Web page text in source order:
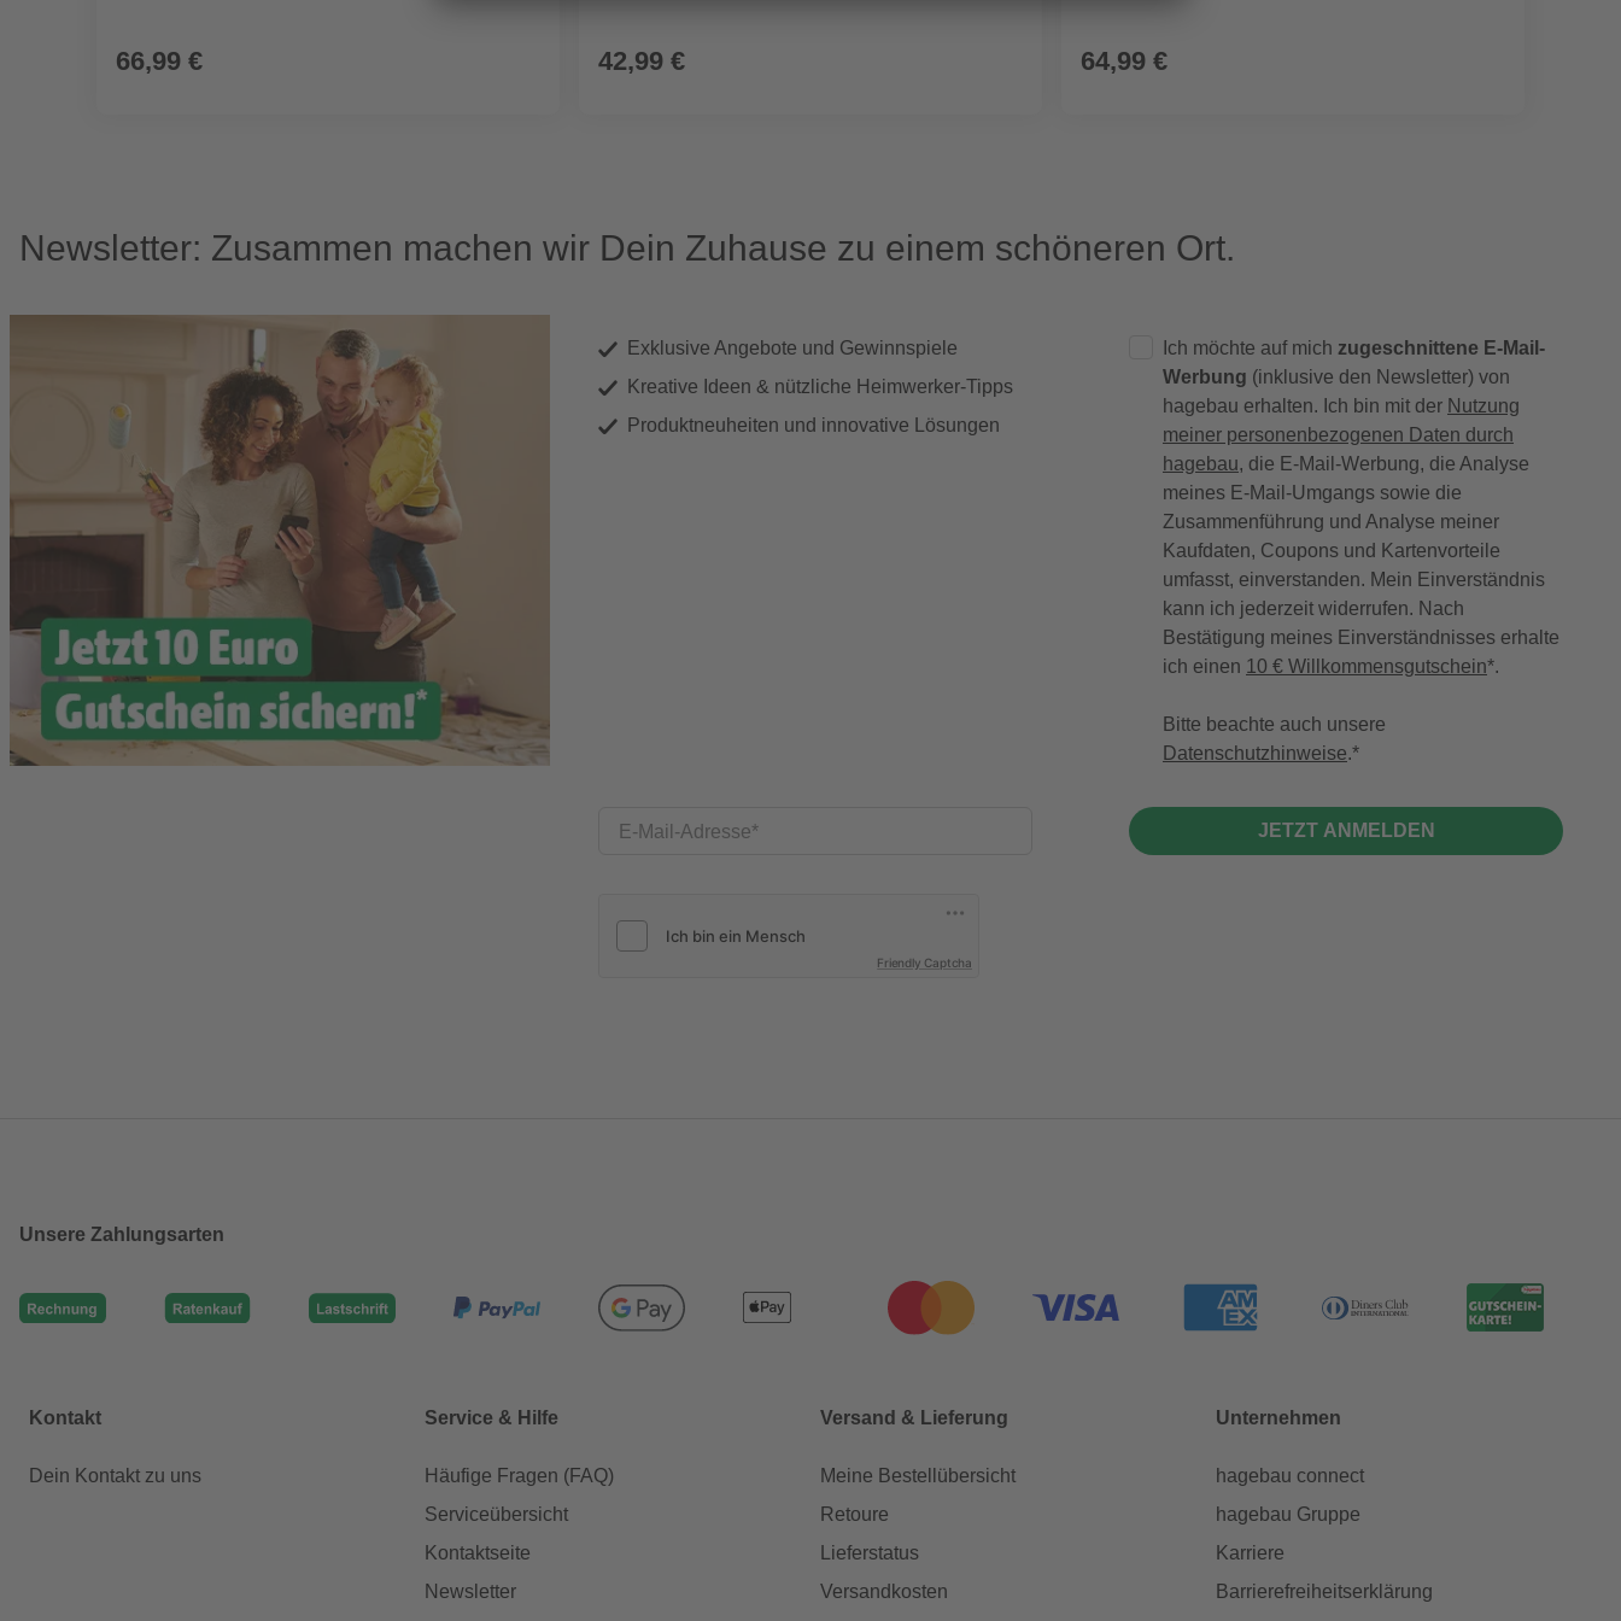
66,99 € 42,99 € 64,99 €
Newsletter: Zusammen machen wir Dein Zuhause zu einem schöneren Ort.
Exklusive Angebote und Gewinnspiele
Kreative Ideen & nützliche Heimwerker-Tipps
Produktneuheiten und innovative Lösungen
E-Mail-Adresse
Friendly Captcha
Ich möchte auf mich zugeschnittene E-Mail-
Werbung (inklusive den Newsletter) von
hagebau erhalten. Ich bin mit der Nutzung
meiner personenbezogenen Daten durch
hagebau, die E-Mail-Werbung, die Analyse
meines E-Mail-Umgangs sowie die
Zusammenführung und Analyse meiner
Kaufdaten, Coupons und Kartenvorteile
umfasst, einverstanden. Mein Einverständnis
kann ich jederzeit widerrufen. Nach
Bestätigung meines Einverständnisses erhalte
ich einen 10 € Willkommensgutschein*.
Bitte beachte auch unsere
Datenschutzhinweise.
JETZT ANMELDEN
Unsere Zahlungsarten
Kontakt
Dein Kontakt zu uns
Service & Hilfe
Häufige Fragen (FAQ)
Serviceübersicht
Kontaktseite
Newsletter
Versand & Lieferung
Meine Bestellübersicht
Retoure
Lieferstatus
Versandkosten
Unternehmen
hagebau connect
hagebau Gruppe
Karriere
Barrierefreiheitserklärung